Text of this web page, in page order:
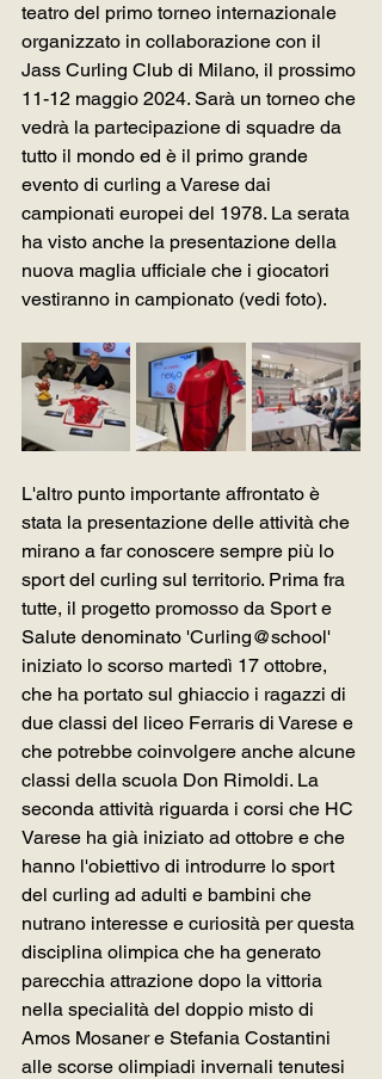
teatro del primo torneo internazionale
organizzato in collaborazione con il
Jass Curling Club di Milano, il prossimo
11-12 maggio 2024. Sarà un torneo che
vedrà la partecipazione di squadre da
tutto il mondo ed è il primo grande
evento di curling a Varese dai
campionati europei del 1978. La serata
ha visto anche la presentazione della
nuova maglia ufficiale che i giocatori
vestiranno in campionato (vedi foto).
L'altro punto importante affrontato è
stata la presentazione delle attività che
mirano a far conoscere sempre più lo
sport del curling sul territorio. Prima fra
tutte, il progetto promosso da Sport e
Salute denominato 'Curling@school'
iniziato lo scorso martedì 17 ottobre,
che ha portato sul ghiaccio i ragazzi di
due classi del liceo Ferraris di Varese e
che potrebbe coinvolgere anche alcune
classi della scuola Don Rimoldi. La
seconda attività riguarda i corsi che HC
Varese ha già iniziato ad ottobre e che
hanno l'obiettivo di introdurre lo sport
del curling ad adulti e bambini che
nutrano interesse e curiosità per questa
disciplina olimpica che ha generato
parecchia attrazione dopo la vittoria
nella specialità del doppio misto di
Amos Mosaner e Stefania Costantini
alle scorse olimpiadi invernali tenutesi